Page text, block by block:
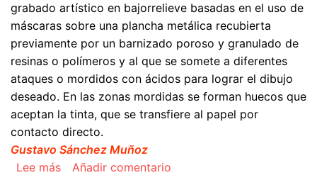
grabado artístico en bajorrelieve basadas en el uso de
máscaras sobre una plancha metálica recubierta
previamente por un barnizado poroso y granulado de
resinas o polímeros y al que se somete a diferentes
ataques o mordidos con ácidos para lograr el dibujo
deseado. En las zonas mordidas se forman huecos que
aceptan la tinta, que se transfiere al papel por
contacto directo.
Gustavo Sánchez Muñoz
Lee mássobre El grabado al aguatinta
Añadir comentario